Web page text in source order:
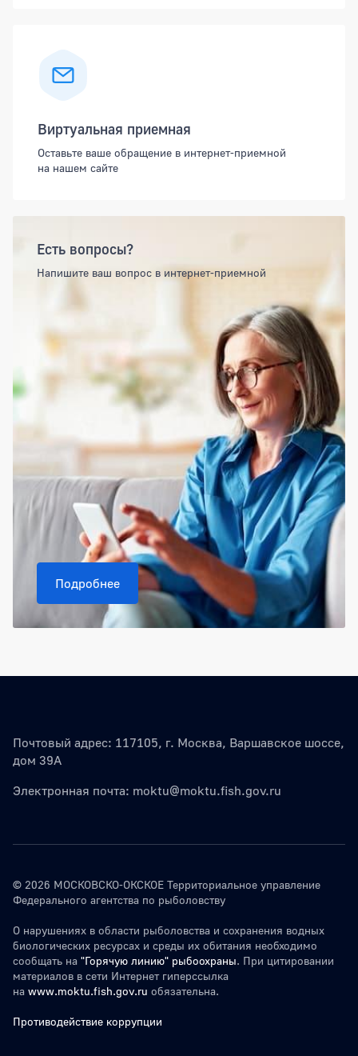
Виртуальная приемная
Оставьте ваше обращение в интернет-приемной
на нашем сайте
Есть вопросы?
Напишите ваш вопрос в интернет-приемной
Подробнее
Почтовый адрес: 117105, г. Москва, Варшавское шоссе,
дом 39А
Электронная почта: moktu@moktu.fish.gov.ru
© 2026 МОСКОВСКО-ОКСКОЕ Территориальное управление
Федерального агентства по рыболовству
О нарушениях в области рыболовства и сохранения водных
биологических ресурсах и среды их обитания необходимо
сообщать на "Горячую линию" рыбоохраны. При цитировании
материалов в сети Интернет гиперссылка
на www.moktu.fish.gov.ru обязательна.
Противодействие коррупции